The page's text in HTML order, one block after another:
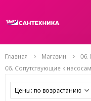
Главная Магазин
06. Сопутствующие к